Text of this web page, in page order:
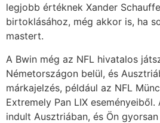
legjobb értéknek Xander
birtoklásához, még akkor is, ha
mastert.
A Bwin még az NFL hivatalos
Németországon belül, és
márkajelzés, például az NFL
Extremely Pan LIX eseményeiből.
indult Ausztriában, és Ön